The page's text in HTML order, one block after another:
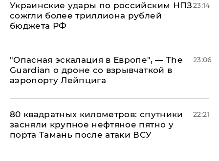
Украинские удары по российским НПЗ
сожгли более триллиона рублей
бюджета РФ
23:14
"Опасная эскалация в Европе", — The
Guardian о дроне со взрывчаткой в
аэропорту Лейпцига
23:06
80 квадратных километров: спутники
засняли крупное нефтяное пятно у
порта Тамань после атаки ВСУ
22:21